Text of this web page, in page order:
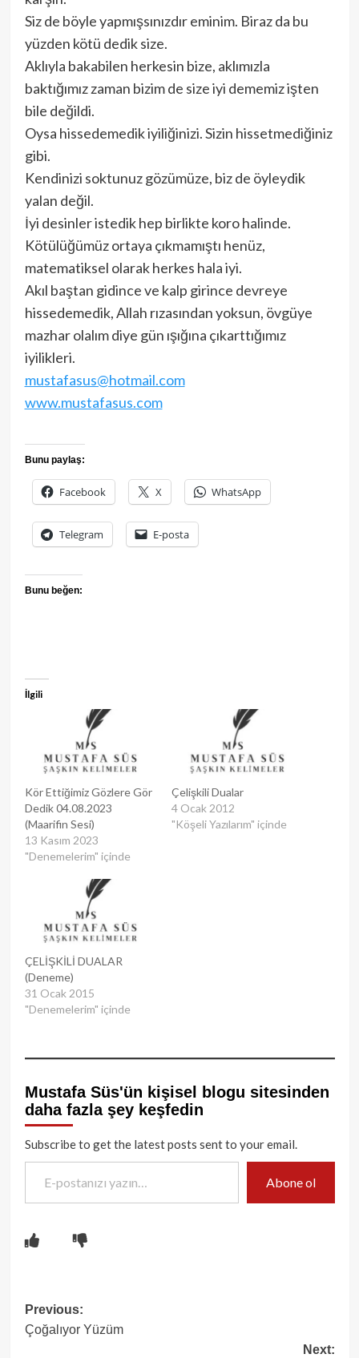
Siz de böyle yapmışsınızdır eminim. Biraz da bu
yüzden kötü dedik size.
Aklıyla bakabilen herkesin bize, aklımızla
baktığımız zaman bizim de size iyi dememiz işten
bile değildi.
Oysa hissedemedik iyiliğinizi. Sizin hissetmediğiniz
gibi.
Kendinizi soktunuz gözümüze, biz de öyleydik
yalan değil.
İyi desinler istedik hep birlikte koro halinde.
Kötülüğümüz ortaya çıkmamıştı henüz,
matematiksel olarak herkes hala iyi.
Akıl baştan gidince ve kalp girince devreye
hissedemedik, Allah rızasından yoksun, övgüye
mazhar olalım diye gün ışığına çıkarttığımız
iyilikleri.
mustafasus@hotmail.com
www.mustafasus.com
Bunu paylaş:
Facebook X WhatsApp
Telegram E-posta
Bunu beğen:
İlgili
Kör Ettiğimiz Gözlere Gör
Dedik 04.08.2023
(Maarifin Sesi)
13 Kasım 2023
"Denemelerim" içinde
Çelişkili Dualar
4 Ocak 2012
"Köşeli Yazılarım" içinde
ÇELİŞKİLİ DUALAR
(Deneme)
31 Ocak 2015
"Denemelerim" içinde
Mustafa Süs'ün kişisel blogu sitesinden
daha fazla şey keşfedin
Subscribe to get the latest posts sent to your email.
E-postanızı yazın…
Abone ol
Post
navigation
Previous:
Çoğalıyor Yüzüm
Next: